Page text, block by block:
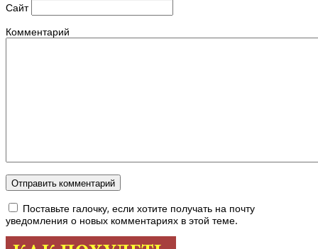
Сайт
Комментарий
Поставьте галочку, если хотите получать на почту
уведомления о новых комментариях в этой теме.